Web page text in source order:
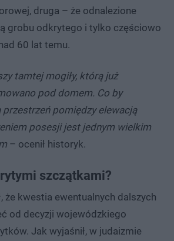
druga – że odnalezione
grobu odkrytego i tylko częściowo
60 lat temu.
tamtej mogiły, którą już
pod domem. Co by
przestrzeń pomiędzy elewacją
posesji jest jednym wielkim
– ocenił historyk.
szczątkami?
że kwestia ewentualnych dalszych
od decyzji wojewódzkiego
Jak wyjaśnił, w judaizmie